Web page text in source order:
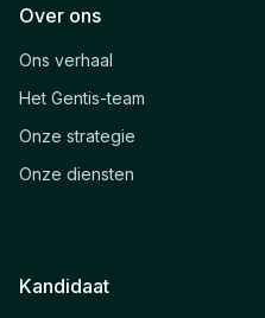
Over ons
Ons verhaal
Het Gentis-team
Onze strategie
Onze diensten
Kandidaat